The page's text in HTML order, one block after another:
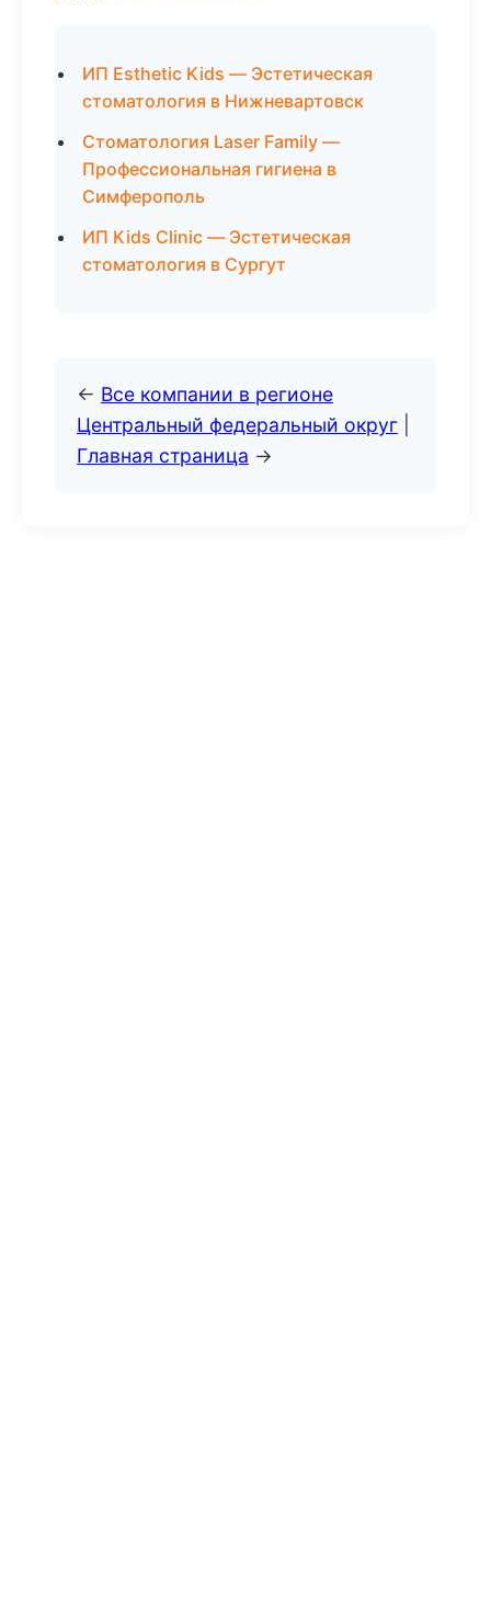
ИП Esthetic Kids — Эстетическая
стоматология в Нижневартовск
Стоматология Laser Family —
Профессиональная гигиена в
Симферополь
ИП Kids Clinic — Эстетическая
стоматология в Сургут
← Все компании в регионе
Центральный федеральный округ
Главная страница →